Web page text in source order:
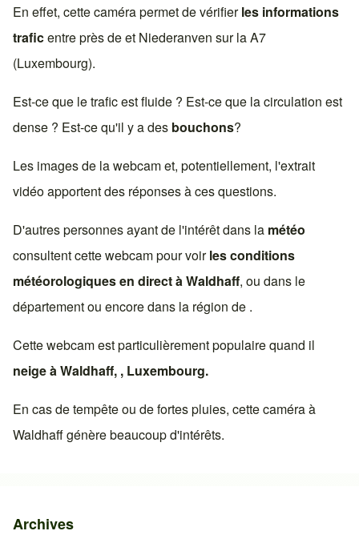
En effet, cette caméra permet de vérifierles informations
traficentre près de et Niederanven sur laA7
(Luxembourg).
Est-ce que le trafic est fluide ? Est-ce que la circulation est
dense ? Est-ce qu'il y a des bouchons?
Les images de la webcam et, potentiellement, l'extrait
vidéo apportent des réponses à ces questions.
D'autres personnes ayant de l'intérêt dans la météo
consultent cette webcam pour voirles conditions
météorologiques en direct àWaldhaff, ou dans le
département ou encore dans la région de .
Cette webcam est particulièrement populaire quand il
neige àWaldhaff, , Luxembourg.
En cas de tempête ou de fortes pluies, cette caméra à
Waldhaffgénère beaucoup d'intérêts.
Archives